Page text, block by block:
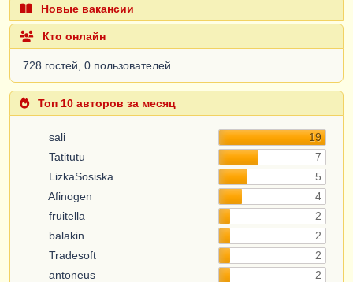
Новые вакансии
Кто онлайн
728 гостей, 0 пользователей
Топ 10 авторов за месяц
sali
19
Tatitutu
7
LizkaSosiska
5
Afinogen
4
fruitella
2
balakin
2
Tradesoft
2
antoneus
2